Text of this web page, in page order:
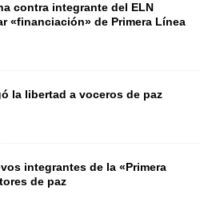
contra integrante del ELN
«financiación» de Primera Línea
la libertad a voceros de paz
integrantes de la «Primera
de paz